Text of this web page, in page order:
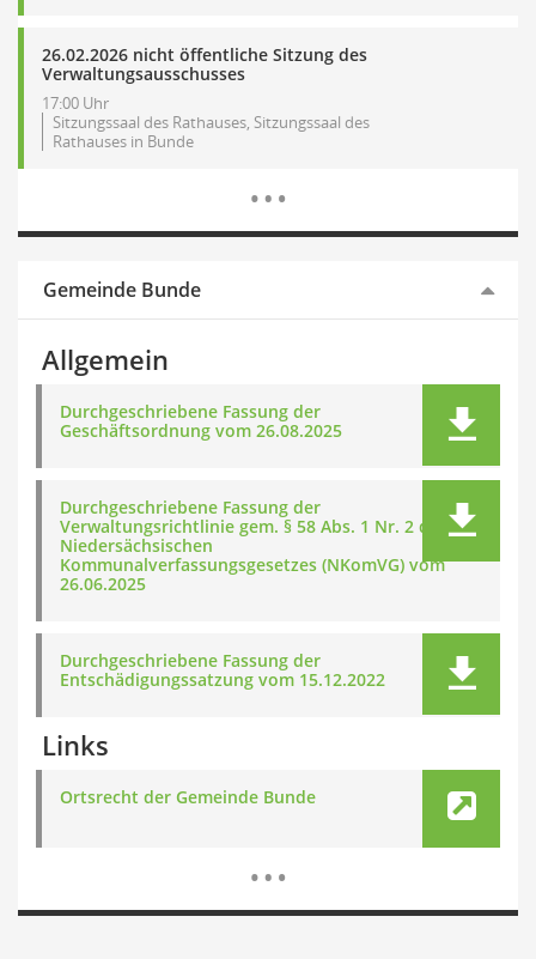
26.02.2026 nicht öffentliche Sitzung des
Verwaltungsausschusses
17:00 Uhr
Sitzungssaal des Rathauses, Sitzungssaal des
Rathauses in Bunde
…
Gemeinde Bunde
Allgemein
Durchgeschriebene Fassung der
Geschäftsordnung vom 26.08.2025
Durchgeschriebene Fassung der
Verwaltungsrichtlinie gem. § 58 Abs. 1 Nr. 2 des
Niedersächsischen
Kommunalverfassungsgesetzes (NKomVG) vom
26.06.2025
Durchgeschriebene Fassung der
Entschädigungssatzung vom 15.12.2022
Links
Ortsrecht der Gemeinde Bunde
… Mehr